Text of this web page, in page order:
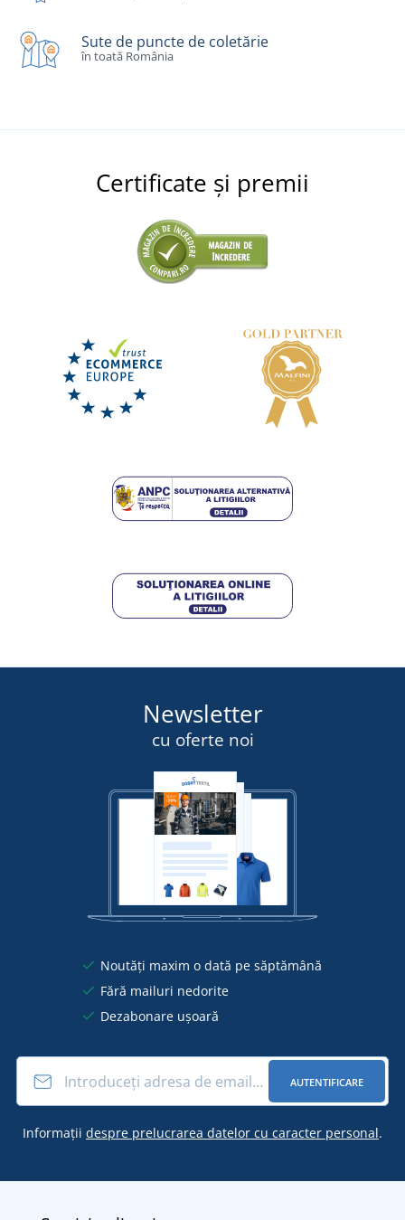
Sute de puncte de coletărie
în toată România
Certificate și premii
Newsletter
cu oferte noi
Noutăți maxim o dată pe săptămână
Fără mailuri nedorite
Dezabonare ușoară
AUTENTIFICARE
Informații despre prelucrarea datelor cu caracter personal.